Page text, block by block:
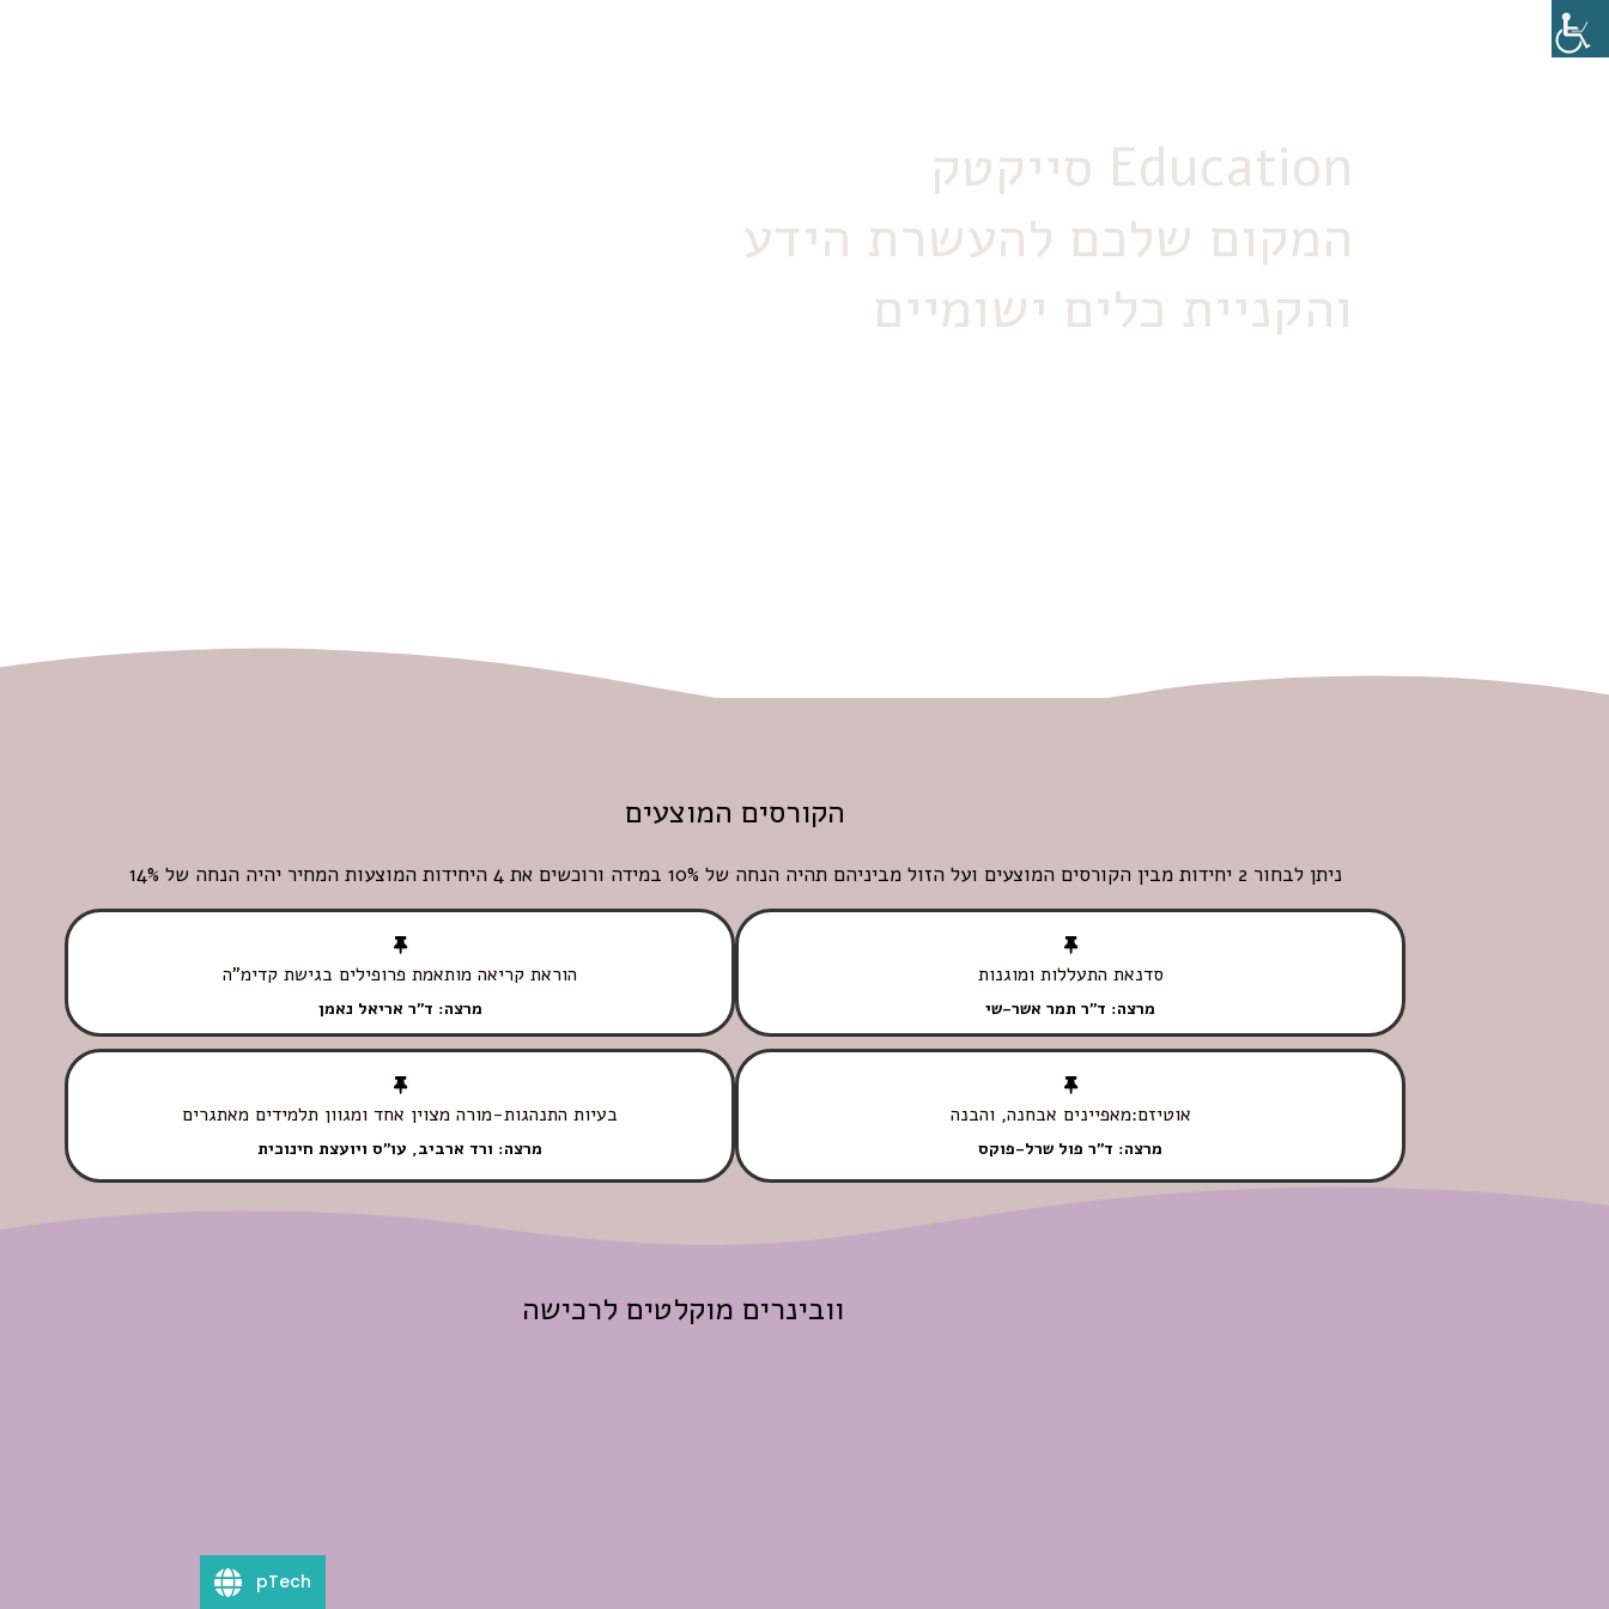
סייקטק Education
המקום שלכם להעשרת הידע
והקניית כלים ישומיים
הקורסים המוצעים
ניתן לבחור 2 יחידות מבין הקורסים המוצעים ועל הזול מביניהם תהיה הנחה של 10% במידה ורוכשים את 4 היחידות המוצעות המחיר יהיה הנחה של 14%
הוראת קריאה מותאמת פרופילים בגישת קדימ"ה
מרצה: ד"ר אריאל נאמן
סדנאת התעללות ומוגנות
מרצה: ד"ר תמר אשר-שי
בעיות התנהגות-מורה מצוין אחד ומגוון תלמידים מאתגרים
מרצה: ורד ארביב, עו"ס ויועצת חינוכית
אוטיזם:מאפיינים אבחנה, והבנה
מרצה: ד"ר פול שרל-פוקס
וובינרים מוקלטים לרכישה
pTech